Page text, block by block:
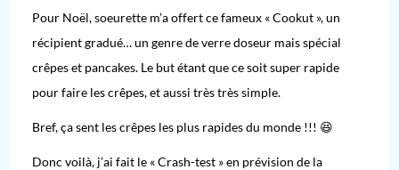
Pour Noël, soeurette m’a offert ce fameux « Cookut », un
récipient gradué… un genre de verre doseur mais spécial
crêpes et pancakes. Le but étant que ce soit super rapide
pour faire les crêpes, et aussi très très simple.
Bref, ça sent les crêpes les plus rapides du monde !!! 😆
Donc voilà, j’ai fait le « Crash-test » en prévision de la